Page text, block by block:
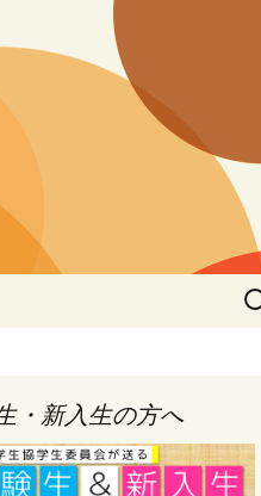
環境宣言Act5
検
索:
・新入生の方へ